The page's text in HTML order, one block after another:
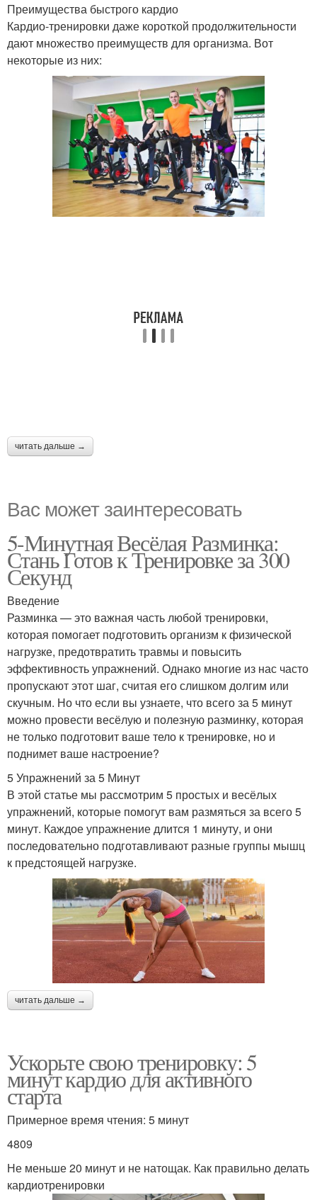
Преимущества быстрого кардио
Кардио-тренировки даже короткой продолжительности
дают множество преимуществ для организма. Вот
некоторые из них:
читать дальше →
Вас может заинтересовать
5-Минутная Весёлая Разминка:
Стань Готов к Тренировке за 300
Секунд
Введение
Разминка — это важная часть любой тренировки,
которая помогает подготовить организм к физической
нагрузке, предотвратить травмы и повысить
эффективность упражнений. Однако многие из нас часто
пропускают этот шаг, считая его слишком долгим или
скучным. Но что если вы узнаете, что всего за 5 минут
можно провести весёлую и полезную разминку, которая
не только подготовит ваше тело к тренировке, но и
поднимет ваше настроение?
5 Упражнений за 5 Минут
В этой статье мы рассмотрим 5 простых и весёлых
упражнений, которые помогут вам размяться за всего 5
минут. Каждое упражнение длится 1 минуту, и они
последовательно подготавливают разные группы мышц
к предстоящей нагрузке.
читать дальше →
Ускорьте свою тренировку: 5
минут кардио для активного
старта
Примерное время чтения: 5 минут
4809
Не меньше 20 минут и не натощак. Как правильно делать
кардиотренировки